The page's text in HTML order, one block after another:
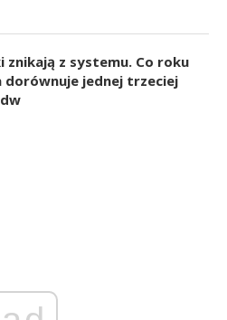
znikają z systemu. Co roku
dorównuje jednej trzeciej